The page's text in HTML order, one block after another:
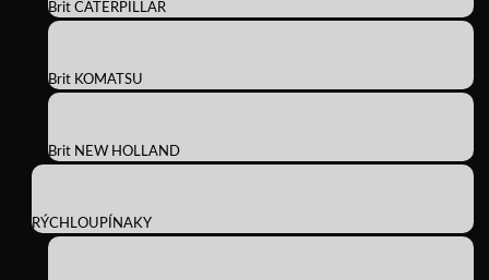
Brit CATERPILLAR
Brit KOMATSU
Brit NEW HOLLAND
RÝCHLOUPÍNAKY